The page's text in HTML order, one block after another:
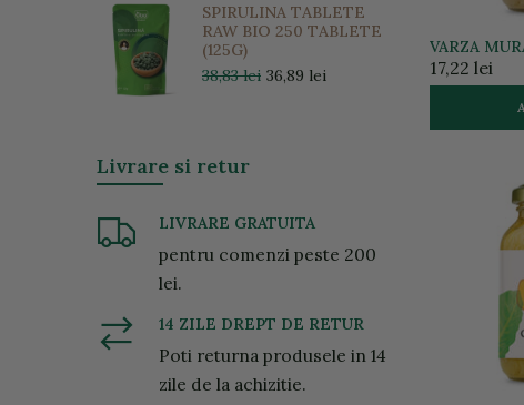
VARZA
17,22 lei
SPIRULINA TABLETE
RAW BIO 250 TABLETE
(125G)
38,83 lei 36,89 lei
Livrare si retur
LIVRARE GRATUITA
pentru comenzi peste 200
lei.
14 ZILE DREPT DE RETUR
Poti returna produsele in 14
zile de la achizitie.